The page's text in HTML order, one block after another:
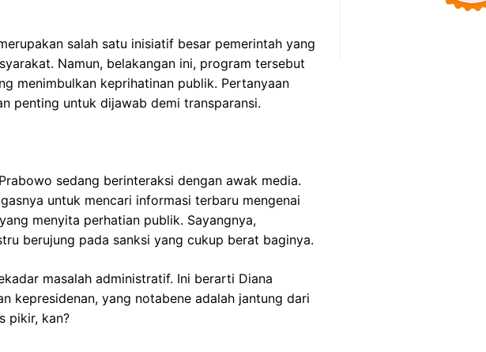
salah satu inisiatif besar pemerintah yang
Namun, belakangan ini, program tersebut
menimbulkan keprihatinan publik. Pertanyaan
penting untuk dijawab demi transparansi.
sedang berinteraksi dengan awak media.
untuk mencari informasi terbaru mengenai
menyita perhatian publik. Sayangnya,
berujung pada sanksi yang cukup berat baginya.
masalah administratif. Ini berarti Diana
kepresidenan, yang notabene adalah jantung dari
pikir, kan?